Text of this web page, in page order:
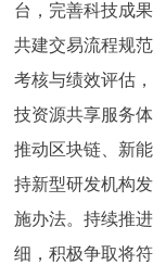
台，完善科技成
共建交易流程规
考核与绩效评估
技资源共享服务
推动区块链、新
持新型研发机构
施办法。持续推
细，积极争取将